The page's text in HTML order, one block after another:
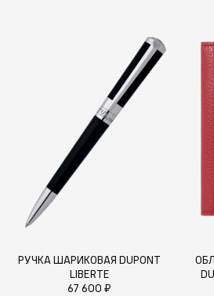
РУЧКА ШАРИКОВАЯ DUPONT
LIBERTE
67 600 ₽